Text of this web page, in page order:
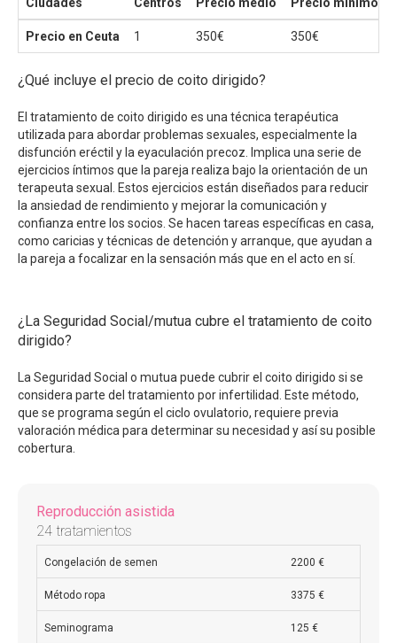
Precio en Ceuta 1 350€ 350€
¿Qué incluye el precio de coito dirigido?
El tratamiento de coito dirigido es una técnica terapéutica
utilizada para abordar problemas sexuales, especialmente la
disfunción eréctil y la eyaculación precoz. Implica una serie de
ejercicios íntimos que la pareja realiza bajo la orientación de un
terapeuta sexual. Estos ejercicios están diseñados para reducir
la ansiedad de rendimiento y mejorar la comunicación y
confianza entre los socios. Se hacen tareas específicas en casa,
como caricias y técnicas de detención y arranque, que ayudan a
la pareja a focalizar en la sensación más que en el acto en sí.
¿La Seguridad Social/mutua cubre el tratamiento de coito
dirigido?
La Seguridad Social o mutua puede cubrir el coito dirigido si se
considera parte del tratamiento por infertilidad. Este método,
que se programa según el ciclo ovulatorio, requiere previa
valoración médica para determinar su necesidad y así su posible
cobertura.
Reproducción asistida
24 tratamientos
Congelación de semen 2200 €
Método ropa 3375 €
Seminograma 125 €